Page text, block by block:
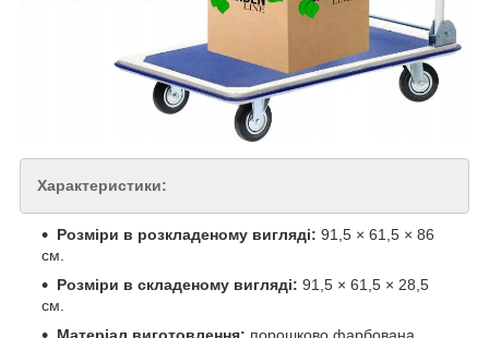
Характеристики:
Розміри в розкладеному вигляді: 91,5 × 61,5 × 86
см.
Розміри в складеному вигляді: 91,5 × 61,5 × 28,5
см.